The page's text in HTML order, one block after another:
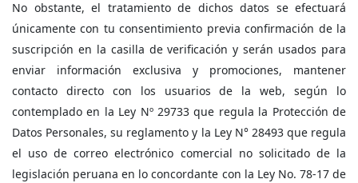
No obstante, el tratamiento de dichos datos se efectuará
únicamente con tu consentimiento previa confirmación de la
suscripción en la casilla de verificación y serán usados para
enviar información exclusiva y promociones, mantener
contacto directo con los usuarios de la web, según lo
contemplado en la Ley Nº 29733 que regula la Protección de
Datos Personales, su reglamento y la Ley N° 28493 que regula
el uso de correo electrónico comercial no solicitado de la
legislación peruana en lo concordante con la Ley No. 78-17 de